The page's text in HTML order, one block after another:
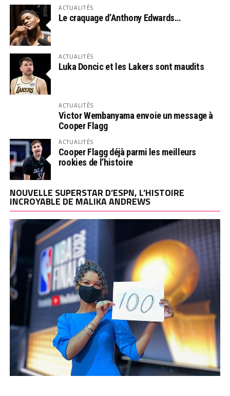
ACTUALITÉS
Le craquage d’Anthony Edwards…
ACTUALITÉS
Luka Doncic et les Lakers sont maudits
ACTUALITÉS
Victor Wembanyama envoie un message à
Cooper Flagg
ACTUALITÉS
Cooper Flagg déjà parmi les meilleurs
rookies de l’histoire
NOUVELLE SUPERSTAR D’ESPN, L’HISTOIRE
INCROYABLE DE MALIKA ANDREWS